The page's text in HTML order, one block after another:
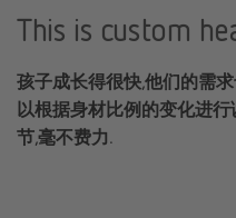
This is custom
孩子成长得很快,他们的需
以根据身材比例的变化进
节,毫不费力.